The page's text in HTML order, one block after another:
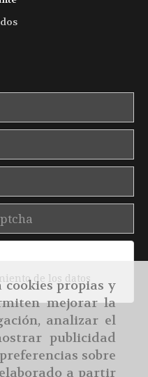
propias y
mejorar la
analizar el
publicidad
sobre
a partir
de los datos